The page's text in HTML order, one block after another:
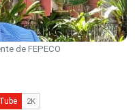
de FEPECO